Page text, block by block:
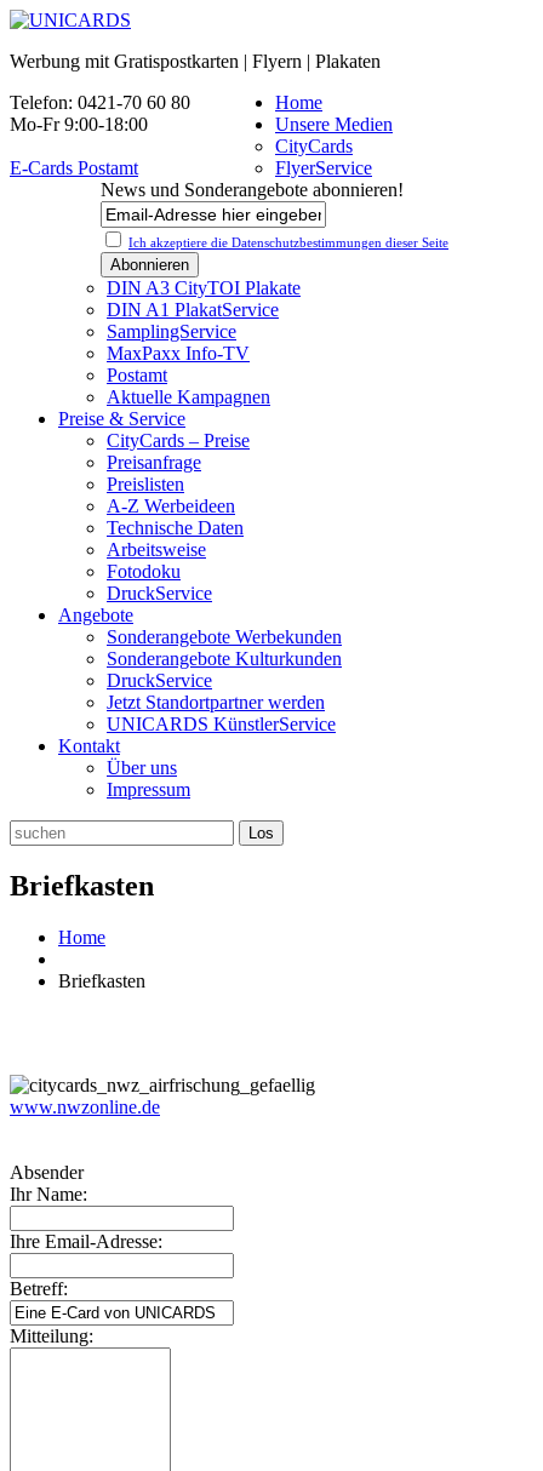
Werbung mit Gratispostkarten | Flyern | Plakaten
Telefon: 0421-70 60 80
Mo-Fr 9:00-18:00
E-Cards Postamt
News und Sonderangebote abonnieren!
Ich akzeptiere die Datenschutz­bestimmungen dieser Seite
Home
Unsere Medien
CityCards
FlyerService
DIN A3 CityTOI Plakate
DIN A1 PlakatService
SamplingService
MaxPaxx Info-TV
Postamt
Aktuelle Kampagnen
Preise & Service
CityCards – Preise
Preisanfrage
Preislisten
A-Z Werbeideen
Technische Daten
Arbeitsweise
Fotodoku
DruckService
Angebote
Sonderangebote Werbekunden
Sonderangebote Kulturkunden
DruckService
Jetzt Standortpartner werden
UNICARDS KünstlerService
Kontakt
Über uns
Impressum
Briefkasten
Home
Briefkasten
www.nwzonline.de
Absender
Ihr Name:
Ihre Email-Adresse:
Betreff:
Mitteilung: